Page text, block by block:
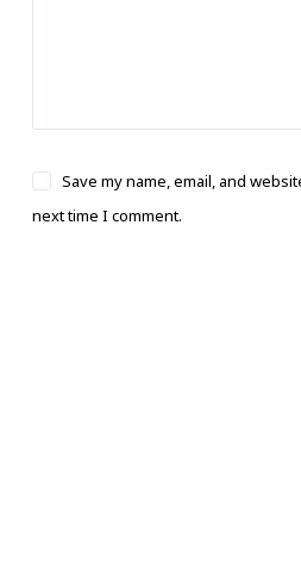
Save my name, email, and
next time I comment.